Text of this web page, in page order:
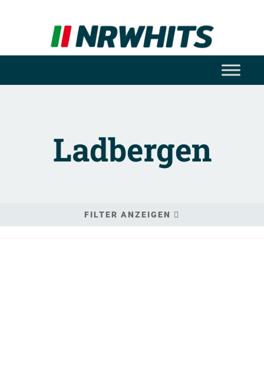
Ladbergen
FILTER ANZEIGEN